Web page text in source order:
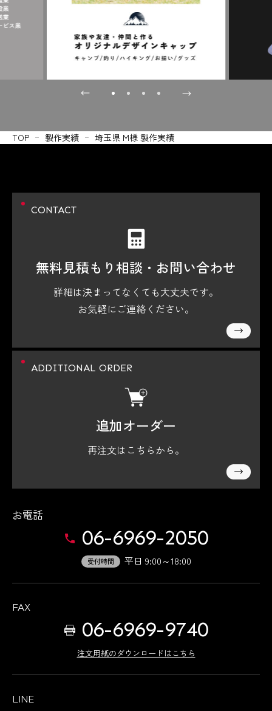
TOP 製作実績 埼玉県 M様 製作実績
CONTACT
無料見積もり相談・ お問い合わせ
詳細は決まってなくても大丈夫です。
お気軽にご連絡ください。
ADDITIONAL ORDER
追加オーダー
再注文はこちらから。
お電話
06-6969-2050
受付時間 平日 9:00～18:00
FAX
06-6969-9740
注文用紙のダウンロードはこちら
LINE